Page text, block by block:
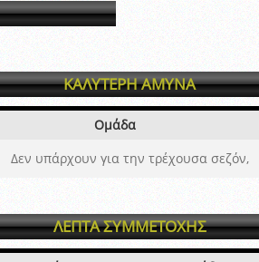
ΚΑΛΥΤΕΡΗ ΑΜΥΝΑ
Ομάδα
Δεν υπάρχουν για την τρέχουσα σεζόν,
ΛΕΠΤΑ ΣΥΜΜΕΤΟΧΗΣ